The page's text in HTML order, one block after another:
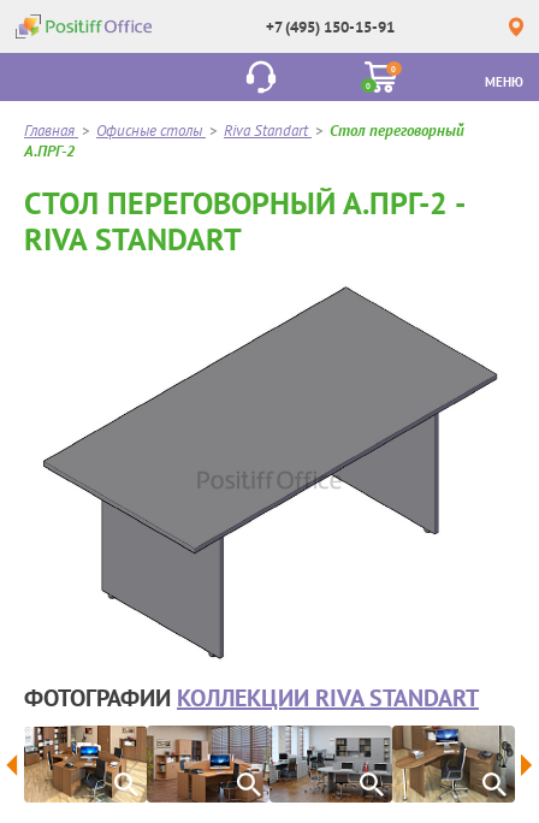
+7 (495) 150-15-91
0
0
МЕНЮ
Главная > Офисные столы > Riva Standart > Стол переговорный
А.ПРГ-2
СТОЛ ПЕРЕГОВОРНЫЙ А.ПРГ-2 -
RIVA STANDART
ФОТОГРАФИИ КОЛЛЕКЦИИ RIVA STANDART